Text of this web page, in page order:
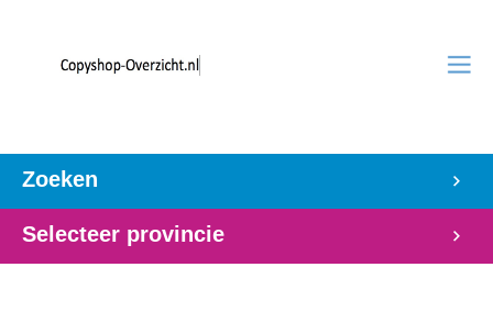
Zoeken
Selecteer provincie